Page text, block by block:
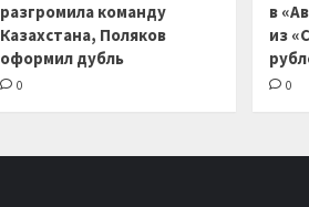
разгромила команду
Казахстана, Поляков
оформил дубль
0
в
из
0